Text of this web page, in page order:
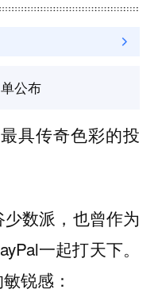
公布
具传奇色彩的投
数派，也曾作为
一起打天下。
锐感：